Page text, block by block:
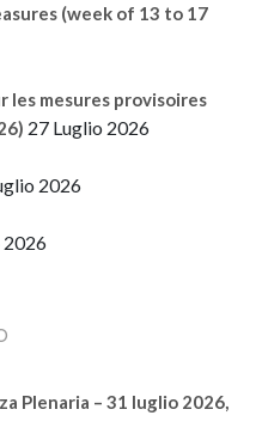
(week of 13 to 17
les mesures provisoires
27 Luglio 2026
2026
2026
Plenaria – 31 luglio 2026,